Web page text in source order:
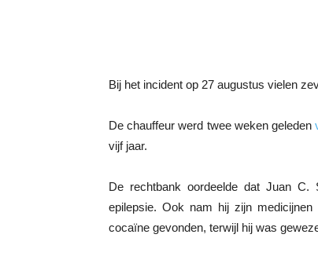
Bij het incident op 27 augustus vielen
De chauffeur werd twee weken geleden
vijf jaar.
De rechtbank oordeelde dat Juan C.
epilepsie. Ook nam hij zijn
cocaïne gevonden, terwijl hij was